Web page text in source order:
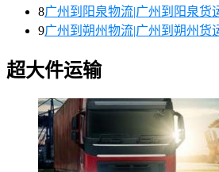
8广州到阳泉物流|广州到阳泉货
9广州到朔州物流|广州到朔州货
超大件运输